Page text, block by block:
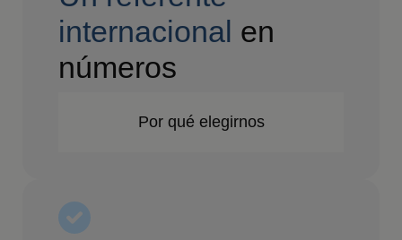
internacional en
números
Por qué elegirnos